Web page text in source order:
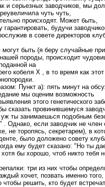
и серьезных заводчиков, мы
чуть чуть,
происходят. Может быть,
будучи
в совете директоров
могут быть (я беру случайные
породы, происходит
на
кобеля Х , в то время как
Пункт а): пять минут на
мы оценим возможность
этого генетического
сказать провинившемуся
ты занимаешься подобным
. Однако, если заводчик не член
не торопясь, секретарем), в
было доложено совету
ему будет сказано: "Но ты
бы хорошо, чтоб никто тебя
три из них чтобы
хочет, позвать именно
решить, кто будет